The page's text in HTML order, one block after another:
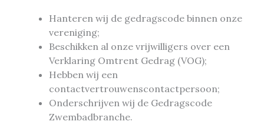
Hanteren wij de gedragscode binnen onze
vereniging;
Beschikken al onze vrijwilligers over een
Verklaring Omtrent Gedrag (VOG);
Hebben wij een
contactvertrouwenscontactpersoon;
Onderschrijven wij de Gedragscode
Zwembadbranche.